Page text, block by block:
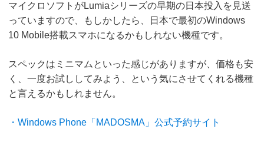
マイクロソフトがLumiaシリーズの早期の日本投入を見送
っていますので、もしかしたら、日本で最初のWindows
10 Mobile搭載スマホになるかもしれない機種です。
スペックはミニマムといった感じがありますが、価格も安
く、一度お試ししてみよう、という気にさせてくれる機種
と言えるかもしれません。
・Windows Phone「MADOSMA」公式予約サイト